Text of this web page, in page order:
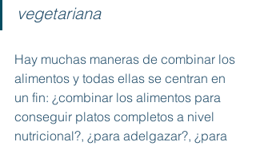
vegetariana
Hay muchas maneras de combinar los
alimentos y todas ellas se centran en
un fin: ¿combinar los alimentos para
conseguir platos completos a nivel
nutricional?, ¿para adelgazar?, ¿para